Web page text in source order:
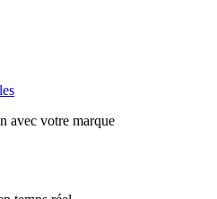
avec votre marque